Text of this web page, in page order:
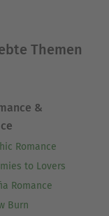
Themen
&
Romance
to Lovers
Romance
Burn